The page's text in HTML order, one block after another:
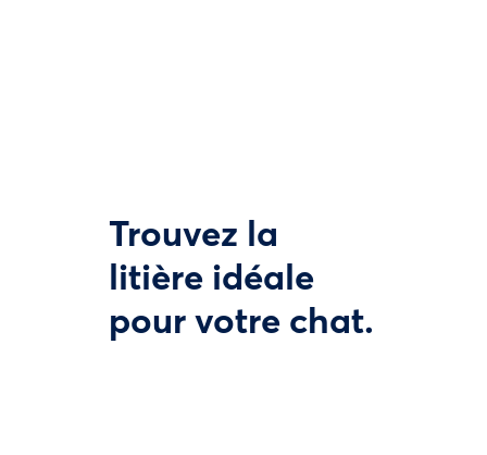
Trouvez la
litière idéale
pour votre chat.